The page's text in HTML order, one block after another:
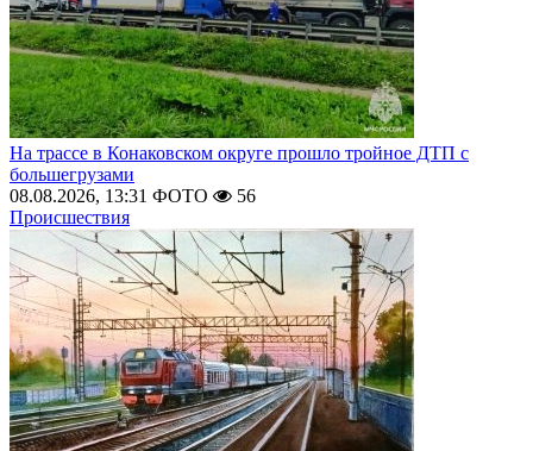
На трассе в Конаковском округе прошло тройное ДТП с
большегрузами
08.08.2026, 13:31 ФОТО
56
Происшествия